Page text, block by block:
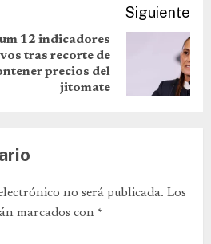
Siguiente
12 indicadores
tras recorte de
precios del
jitomate
no será publicada. Los
marcados con *